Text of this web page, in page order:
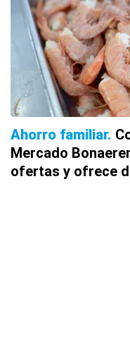
Ahorro familiar
Mercado
ofertas y ofrece